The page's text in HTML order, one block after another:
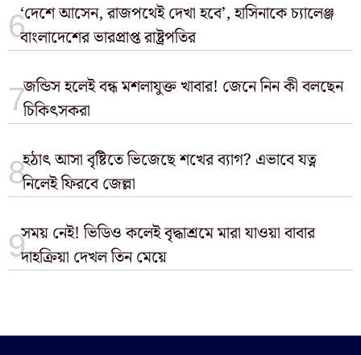
‘দেশে আসেন, রাজপথেই দেখা হবে’, হাসিনাকে চ্যালেঞ্জ
বাংলাদেশের ভারপ্রাপ্ত রাষ্ট্রপতির
জন্ডিস হলেই বন্ধ মশলাযুক্ত খাবার! জেনে নিন কী বলছেন
চিকিৎসকরা
হঠাৎ আসা বৃষ্টিতে ভিজেছে শখের ব্যাগ? এভাবে যত্ন
নিলেই ফিরবে জেল্লা
সময় নেই! ভিডিও কলেই বৃদ্ধাশ্রমে মারা যাওয়া বাবার
দাহক্রিয়া দেখল তিন মেয়ে